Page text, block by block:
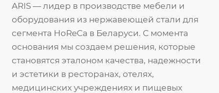
ARIS — лидер в производстве мебели и
оборудования из нержавеющей стали для
сегмента HoReCa в Беларуси. С момента
основания мы создаем решения, которые
становятся эталоном качества, надежности
и эстетики в ресторанах, отелях,
медицинских учреждениях и пищевых